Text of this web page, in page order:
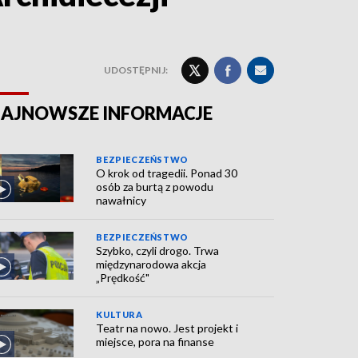
UDOSTĘPNIJ:
INFORMACJE
BEZPIECZEŃSTWO
O krok od tragedii. Ponad 30
osób za burtą z powodu
nawałnicy
BEZPIECZEŃSTWO
Szybko, czyli drogo. Trwa
międzynarodowa akcja
„Prędkość"
KULTURA
Teatr na nowo. Jest projekt i
miejsce, pora na finanse